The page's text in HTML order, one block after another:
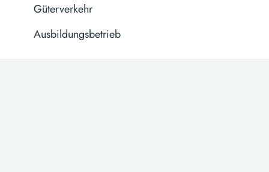
Güterverkehr
Ausbildungsbetrieb